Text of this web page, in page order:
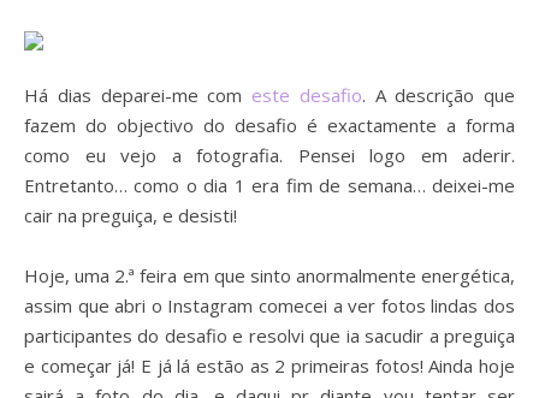
Há dias deparei-me com este desafio. A descrição que
fazem do objectivo do desafio é exactamente a forma
como eu vejo a fotografia. Pensei logo em aderir.
Entretanto… como o dia 1 era fim de semana… deixei-me
cair na preguiça, e desisti!
Hoje, uma 2.ª feira em que sinto anormalmente energética,
assim que abri o Instagram comecei a ver fotos lindas dos
participantes do desafio e resolvi que ia sacudir a preguiça
e começar já! E já lá estão as 2 primeiras fotos! Ainda hoje